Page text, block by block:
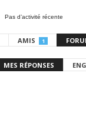
Pas d’activité récente
AMIS 1
MES RÉPONSES